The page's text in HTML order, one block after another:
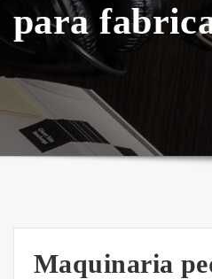
para
Maquinaria